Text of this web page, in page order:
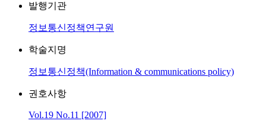
발행기관
정보통신정책연구원
학술지명
정보통신정책(Information & communications policy)
권호사항
Vol.19 No.11 [2007]